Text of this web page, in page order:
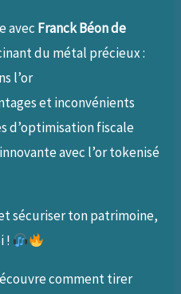
avec Franck Béon de
du métal précieux :
l’or
et inconvénients
d’optimisation fiscale
avec l’or tokenisé
sécuriser ton patrimoine,
!
comment tirer